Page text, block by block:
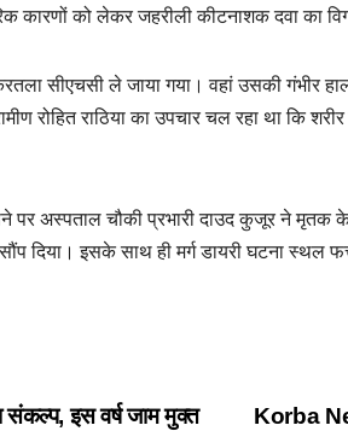
कारणों को लेकर जहरीली कीटनाशक दवा का
सीएचसी ले जाया गया। वहां उसकी गंभीर
रोहित राठिया का उपचार चल रहा था कि
पर अस्पताल चौकी प्रभारी दाउद कुजूर ने मृतक
दिया। इसके साथ ही मर्ग डायरी घटना स्थल
Korba
इस वर्ष जाम मुक्त